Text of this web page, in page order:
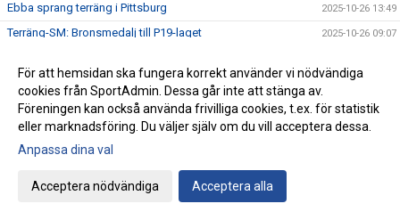
Ebba sprang terräng i Pittsburg 2025-10-26 13:49
Terräng-SM: Bronsmedalj till P19-laget 2025-10-26 09:07
Terräng-SM: Kassaskåpssäkert P19-guld till Kalle 2025-10-25 22:00
Terräng-SM: Silver till Nina i K55 2025-10-24 09:24
Terräng-SM: Veteran-silver till Kenneth Gysing 2025-10-23 08:03
Vilka fantastiska funktionärer vi har!
Terräng-SM: Dubbelt i lagtävlingen i P17
Stark trio juniorlöpare från IFK i Nordiska mästerskapen i
För att hemsidan ska fungera korrekt använder vi nödvändiga
cookies från SportAdmin. Dessa går inte att stänga av.
Föreningen kan också använda frivilliga cookies, t.ex. för statistik
eller marknadsföring. Du väljer själv om du vill acceptera dessa.
Anpassa dina val
Acceptera nödvändiga Acceptera alla